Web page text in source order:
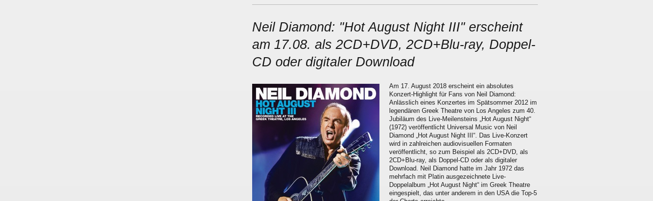
Neil Diamond: "Hot August Night III" erscheint
am 17.08. als 2CD+DVD, 2CD+Blu-ray, Doppel-
CD oder digitaler Download
Am 17. August 2018 erscheint ein absolutes
Konzert-Highlight für Fans von Neil Diamond:
Anlässlich eines Konzertes im Spätsommer 2012 im
legendären Greek Theatre von Los Angeles zum 40.
Jubiläum des Live-Meilensteins „Hot August Night“
(1972) veröffentlicht Universal Music von Neil
Diamond „Hot August Night III“. Das Live-Konzert
wird in zahlreichen audiovisuellen Formaten
veröffentlicht, so zum Beispiel als 2CD+DVD, als
2CD+Blu-ray, als Doppel-CD oder als digitaler
Download. Neil Diamond hatte im Jahr 1972 das
mehrfach mit Platin ausgezeichnete Live-
Doppelalbum „Hot August Night“ im Greek Theatre
eingespielt, das unter anderem in den USA die Top-5